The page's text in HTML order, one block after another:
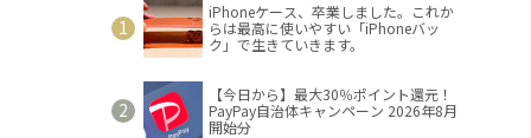
iPhoneケース、卒業しました。これか
らは最高に使いやすい「iPhoneバッ
ク」で生きていきます。
【今日から】最大30％ポイント還元！
PayPay自治体キャンペーン 2026年8月
開始分